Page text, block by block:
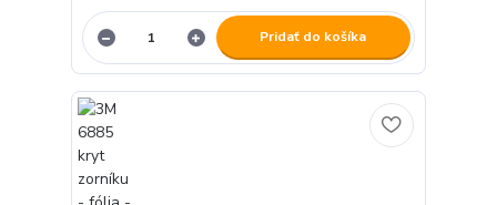
Pridať do košíka